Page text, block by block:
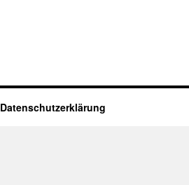
Datenschutz­erklärung